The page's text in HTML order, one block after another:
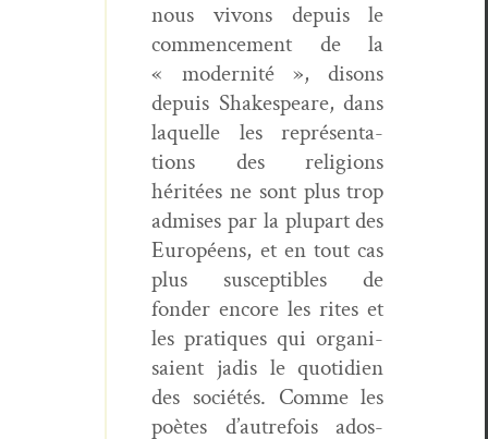
nous vivons depuis le
com­mence­ment de la
« moder­nité », dis­ons
depuis Shake­speare, dans
laque­lle les représen­ta­
tions des reli­gions
héritées ne sont plus trop
admis­es par la plu­part des
Européens, et en tout cas
plus sus­cep­ti­bles de
fonder encore les rites et
les pra­tiques qui organ­i­
saient jadis le quo­ti­di­en
des sociétés. Comme les
poètes d’autrefois ados­